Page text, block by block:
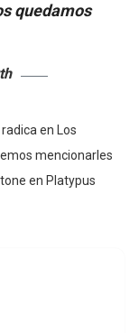
quedamos
en Los
mencionarles
en Platypus